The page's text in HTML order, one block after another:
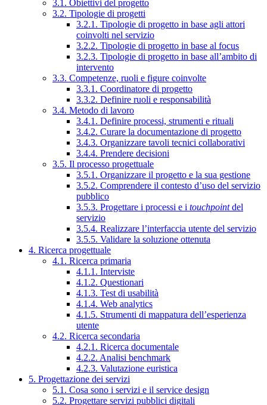
3.1. Obiettivi del progetto
3.2. Tipologie di progetti
3.2.1. Tipologie di progetto in base agli attori
coinvolti nel servizio
3.2.2. Tipologie di progetto in base al focus
3.2.3. Tipologie di progetto in base all’ambito di
intervento
3.3. Competenze, ruoli e figure coinvolte
3.3.1. Coordinatore di progetto
3.3.2. Definire ruoli e responsabilità
3.4. Metodo di lavoro
3.4.1. Definire processi, strumenti e rituali
3.4.2. Curare la documentazione di progetto
3.4.3. Organizzare tavoli tecnici collaborativi
3.4.4. Prendere decisioni
3.5. Il processo progettuale
3.5.1. Organizzare il progetto e la sua gestione
3.5.2. Comprendere il contesto d’uso del servizio
pubblico
3.5.3. Progettare i processi e i touchpointdel
servizio
3.5.4. Realizzare l’interfaccia utente del servizio
3.5.5. Validare la soluzione ottenuta
4. Ricerca progettuale
4.1. Ricerca primaria
4.1.1. Interviste
4.1.2. Questionari
4.1.3. Test di usabilità
4.1.4. Web analytics
4.1.5. Strumenti di mappatura dell’esperienza
utente
4.2. Ricerca secondaria
4.2.1. Ricerca documentale
4.2.2. Analisi benchmark
4.2.3. Valutazione euristica
5. Progettazione dei servizi
5.1. Cosa sono i servizi e il service design
5.2. Progettare servizi pubblici digitali